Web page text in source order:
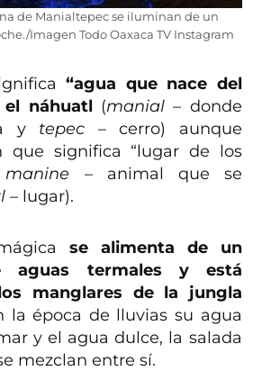
de Manialtepec se iluminan de un
Imagen Todo Oaxaca TV Instagram
“agua que nace del
el náhuatl(manial– donde
ytepec – cerro) aunque
que significa “lugar de los
manine – animal que se
– lugar).
se alimenta de un
aguas termales y está
manglares de la jungla
la época de lluvias su agua
y el agua dulce, la salada
mezclan entre sí.